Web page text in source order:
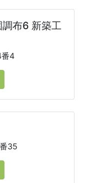
布6 新築工
番4
35